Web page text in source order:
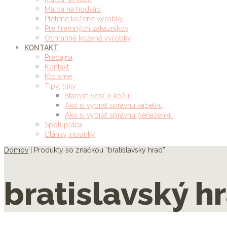
Maľba na hodváb
Pletené kožené výrobky
Pre firemných zákazníkov
Ochranné kožené výrobky
KONTAKT
Predajňa
Kontakt
Kto sme
Tipy, triky
Starostlivosť o kožu
Ako si vybrať správnu kabelku
Ako si vybrať správnu peňaženku
Spolupráca
Články, novinky
Domov | Produkty so značkou “bratislavský hrad”
bratislavský